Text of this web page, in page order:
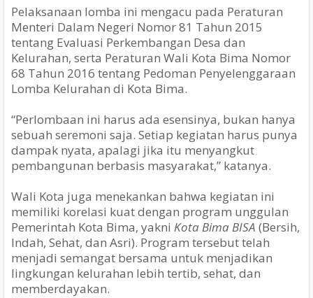
Pelaksanaan lomba ini mengacu pada Peraturan
Menteri Dalam Negeri Nomor 81 Tahun 2015
tentang Evaluasi Perkembangan Desa dan
Kelurahan, serta Peraturan Wali Kota Bima Nomor
68 Tahun 2016 tentang Pedoman Penyelenggaraan
Lomba Kelurahan di Kota Bima.
“Perlombaan ini harus ada esensinya, bukan hanya
sebuah seremoni saja. Setiap kegiatan harus punya
dampak nyata, apalagi jika itu menyangkut
pembangunan berbasis masyarakat,” katanya.
Wali Kota juga menekankan bahwa kegiatan ini
memiliki korelasi kuat dengan program unggulan
Pemerintah Kota Bima, yakni Kota Bima BISA (Bersih,
Indah, Sehat, dan Asri). Program tersebut telah
menjadi semangat bersama untuk menjadikan
lingkungan kelurahan lebih tertib, sehat, dan
memberdayakan.